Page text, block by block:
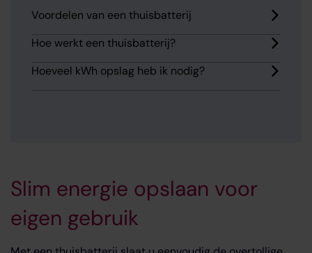
Voordelen van een thuisbatterij
Hoe werkt een thuisbatterij?
Hoeveel kWh opslag heb ik nodig?
Slim energie opslaan voor
eigen gebruik